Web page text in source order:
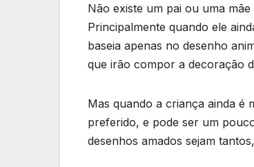
Não existe um pai ou uma
Principalmente quando ele
baseia apenas no desenho
que irão compor a decoração
Mas quando a criança ainda é
preferido, e pode ser um
desenhos amados sejam